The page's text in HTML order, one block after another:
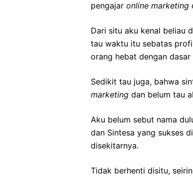
pengajar online marketing
Dari situ aku kenal beliau
tau waktu itu sebatas
orang hebat dengan dasar
Sedikit tau juga, bahwa
marketing dan belum tau
Aku belum sebut nama
dan Sintesa yang sukses
disekitarnya.
Tidak berhenti disitu,